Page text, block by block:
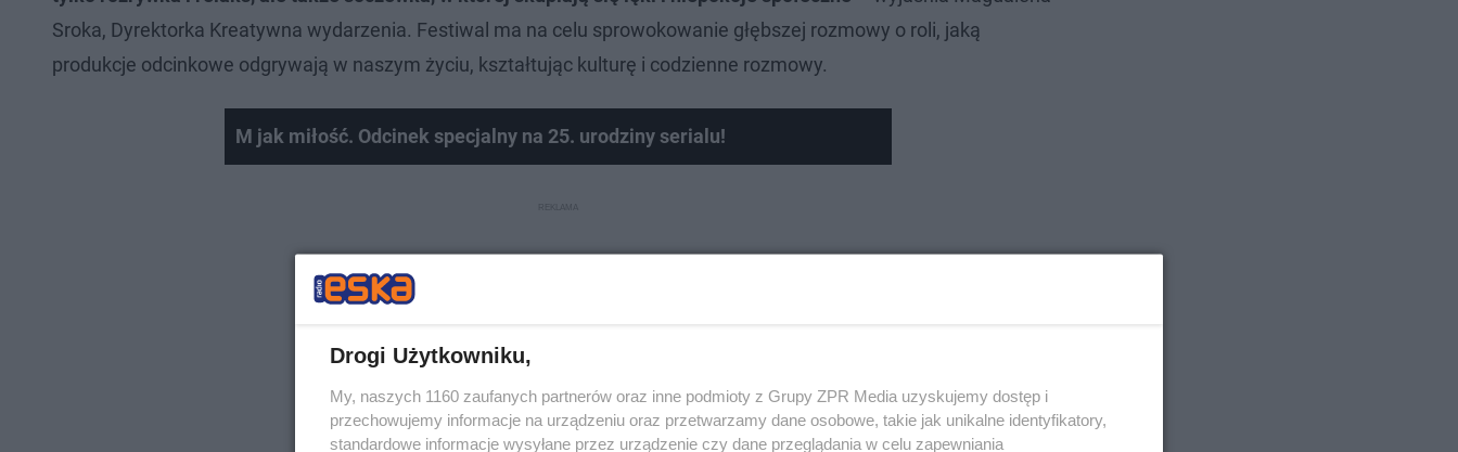
Sroka, Dyrektorka Kreatywna wydarzenia. Festiwal ma na celu sprowokowanie głębszej rozmowy o roli, jaką
produkcje odcinkowe odgrywają w naszym życiu, kształtując kulturę i codzienne rozmowy.
M jak miłość. Odcinek specjalny na 25. urodziny serialu!
Drogi Użytkowniku,
My, naszych 1160 zaufanych partnerów oraz inne podmioty z Grupy ZPR Media uzyskujemy dostęp i
przechowujemy informacje na urządzeniu oraz przetwarzamy dane osobowe, takie jak unikalne identyfikatory,
standardowe informacje wysyłane przez urządzenie czy dane przeglądania w celu zapewniania